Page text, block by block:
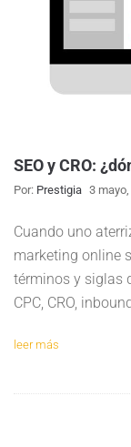
SEO y CRO:
Por: Prestigia 3
Cuando uno
marketing online
términos y siglas
CPC, CRO,
leer más